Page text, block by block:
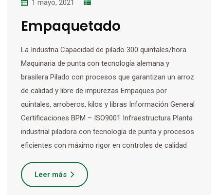
1 mayo, 2021
Empaquetado
La Industria Capacidad de pilado 300 quintales/hora
Maquinaria de punta con tecnología alemana y
brasilera Pilado con procesos que garantizan un arroz
de calidad y libre de impurezas Empaques por
quintales, arroberos, kilos y libras Información General
Certificaciones BPM – ISO9001 Infraestructura Planta
industrial piladora con tecnología de punta y procesos
eficientes con máximo rigor en controles de calidad
Leer más